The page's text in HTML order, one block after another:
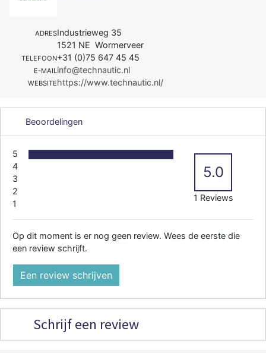
ADRESIndustrieweg 35
1521 NE Wormerveer
TELEFOON+31 (0)75 647 45 45
E-MAILinfo@technautic.nl
WEBSITEhttps://www.technautic.nl/
Beoordelingen
5
4
3
2
1
5.0
1 Reviews
Op dit moment is er nog geen review. Wees de eerste die
een review schrijft.
Een review schrijven
Schrijf een review